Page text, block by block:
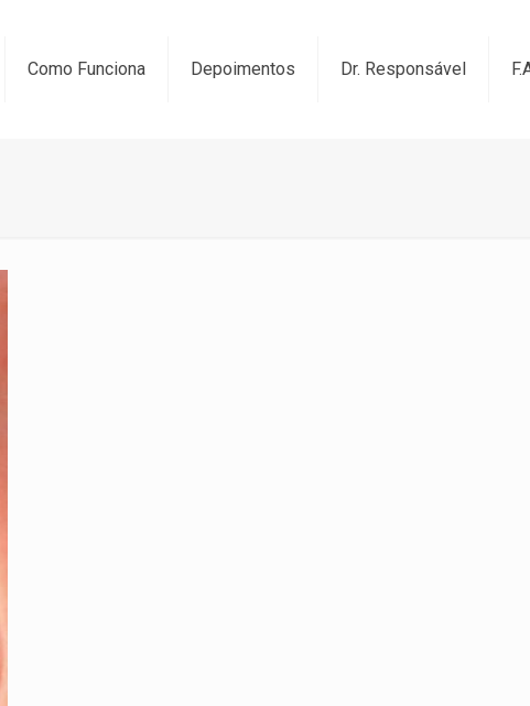
Como Funciona Depoimentos Dr. Responsável